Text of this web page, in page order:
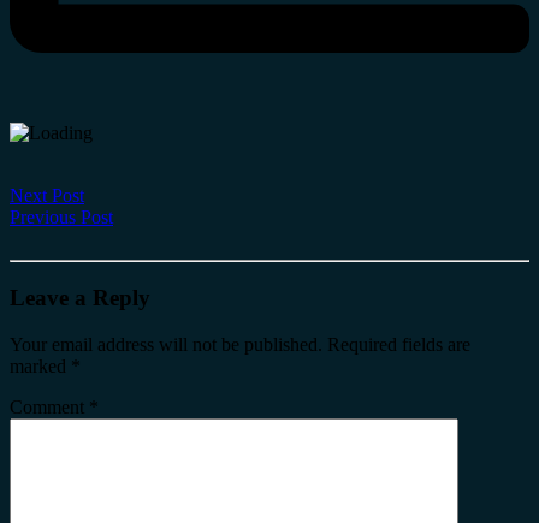
Next Post
Previous Post
Leave a Reply
Your email address will not be published. Required fields are
marked *
Comment *